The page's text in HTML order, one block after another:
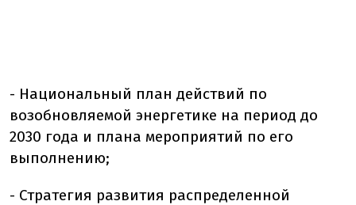
- Национальный план действий по
возобновляемой энергетике на период до
2030 года и плана мероприятий по его
выполнению;
- Стратегия развития распределенной